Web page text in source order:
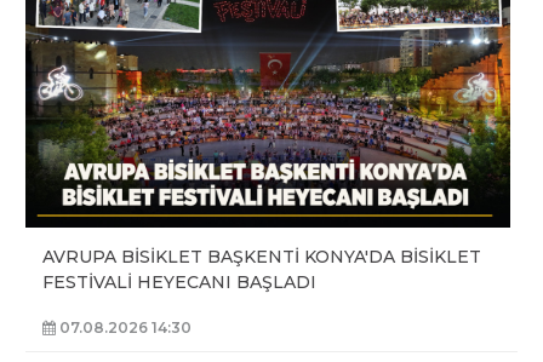
AVRUPA BİSİKLET BAŞKENTİ KONYA'DA BİSİKLET
FESTİVALİ HEYECANI BAŞLADI
07.08.2026 14:30